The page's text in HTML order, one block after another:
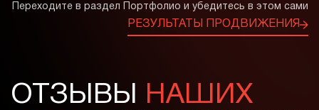
Переходите в раздел Портфолио и убедитесь в этом сами
РЕЗУЛЬТАТЫ ПРОДВИЖЕНИЯ
ОТЗЫВЫ
НАШИХ